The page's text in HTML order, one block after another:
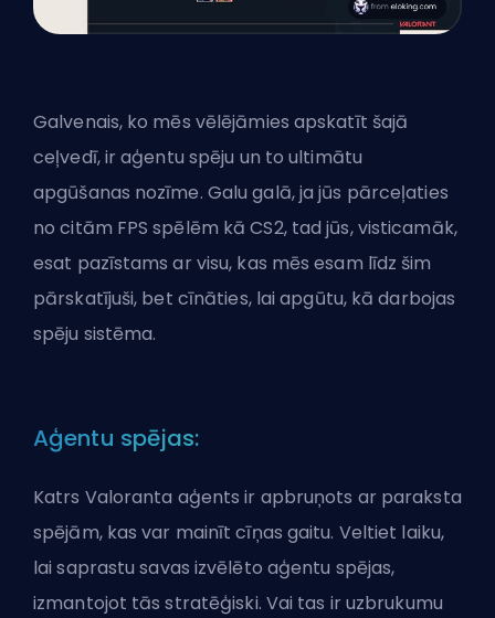
Galvenais, ko mēs vēlējāmies apskatīt šajā
ceļvedī, ir aģentu spēju un to ultimātu
apgūšanas nozīme. Galu galā, ja jūs pārceļaties
no citām FPS spēlēm kā CS2, tad jūs, visticamāk,
esat pazīstams ar visu, kas mēs esam līdz šim
pārskatījuši, bet cīnāties, lai apgūtu, kā darbojas
spēju sistēma.
Aģentu spējas:
Katrs Valoranta aģents ir apbruņots ar paraksta
spējām, kas var mainīt cīņas gaitu. Veltiet laiku,
lai saprastu savas izvēlēto aģentu spējas,
izmantojot tās stratēģiski. Vai tas ir uzbrukumu